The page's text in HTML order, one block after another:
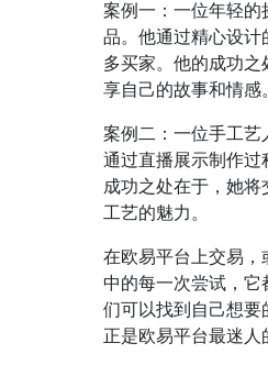
案例一：一位年轻的
品。他通过精心设计
多买家。他的成功
享自己的故事和情感
案例二：一位手工艺
通过直播展示制作过
成功之处在于，她
工艺的魅力。
在欧易平台上交易，
中的每一次尝试，它
们可以找到自己想要
正是欧易平台最迷人